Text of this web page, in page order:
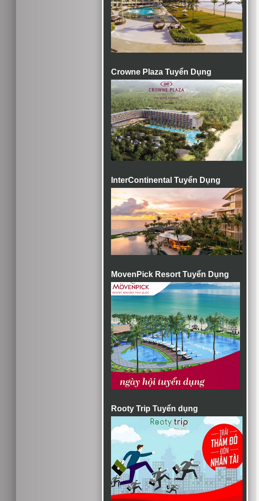
Crowne Plaza Tuyển Dụng
InterContinental Tuyển Dụng
MovenPick Resort Tuyển Dụng
Rooty Trip Tuyển dụng